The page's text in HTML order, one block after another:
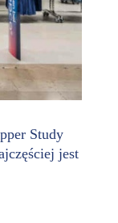
Study
jest